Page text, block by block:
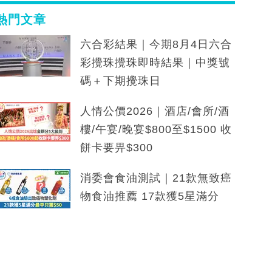
門文章
六合彩結果｜今期8月4日六合
彩攪珠攪珠即時結果｜中獎號
碼＋下期攪珠日
人情公價2026｜酒店/會所/酒
樓/午宴/晚宴$800至$1500 收
餅卡要畀$300
消委會食油測試｜21款無致癌
物食油推薦 17款獲5星滿分